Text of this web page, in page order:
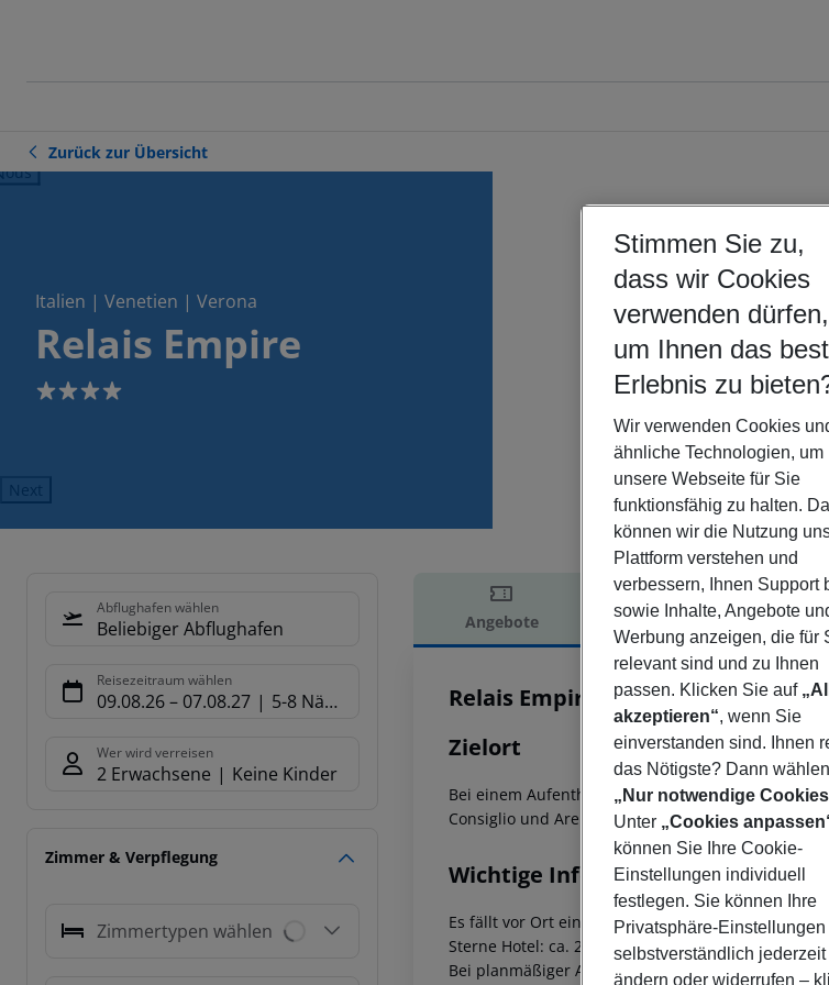
Zurück zur Übersicht
Italien | Venetien | Verona
Relais Empire
4
Next
Abflughafen wählen
Beliebiger Abflughafen
Reisezeitraum wählen
09.08.26– 07.08.27 5-8 Nächte
Wer wird verreisen
2 Erwachsene Keine Kinder
Zimmer & Verpflegung
Zimmertypen wählen
Angebote Hotelbeschreibung
Hotelbeschreibung
Relais Empire
4
Zielort
Bei einem Aufenthalt im Relais Empire in Verona
Consiglio und Arena von Verona entfernt
Wichtige Informationen
Es fällt vor Ort eine Touristensteuer an: 5-Sterne
Sterne Hotel: ca. 2,50 ¤ pro Person/Nacht 2-
Bei planmäßiger Ankunft im Zielgebiet ab 04:00
Stimmen Sie zu,
dass wir Cookies
verwenden dürfen,
um Ihnen das
Erlebnis zu
Wir verwenden Cookies
ähnliche Technologien, um
unsere Webseite für Sie
funktionsfähig zu halten.
können wir die Nutzung
Plattform verstehen und
verbessern, Ihnen Support
sowie Inhalte, Angebote
Werbung anzeigen, die für
relevant sind und zu Ihnen
passen. Klicken Sie auf
akzeptieren“, wenn Sie
einverstanden sind. Ihnen
das Nötigste? Dann
„Nur notwendige
Unter „Cookies
können Sie Ihre Cookie-
Einstellungen individuell
festlegen. Sie können Ihre
Privatsphäre-Einstellungen
selbstverständlich jederzeit
ändern oder widerrufen –